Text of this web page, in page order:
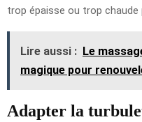
trop épaisse ou trop chaude
Lire aussi : Le
magique pour
Adapter la